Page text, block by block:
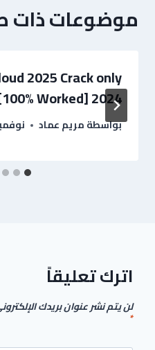
موضوعات ذات
2025 Crack only
Worked] 2024
بواسطةمريم عماد نوفمبر 8,
اترك تعليقاً
لن يتم نشر عنوان بريدك
*